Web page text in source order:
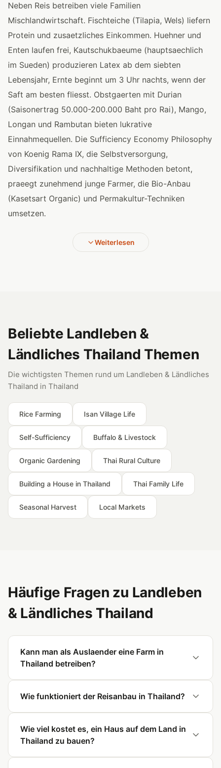
Neben Reis betreiben viele Familien
Mischlandwirtschaft. Fischteiche (Tilapia, Wels) liefern
Protein und zusaetzliches Einkommen. Huehner und
Enten laufen frei, Kautschukbaeume (hauptsaechlich
im Sueden) produzieren Latex ab dem siebten
Lebensjahr, Ernte beginnt um 3 Uhr nachts, wenn der
Saft am besten fliesst. Obstgaerten mit Durian
(Saisonertrag 50.000-200.000 Baht pro Rai), Mango,
Longan und Rambutan bieten lukrative
Einnahmequellen. Die Sufficiency Economy Philosophy
von Koenig Rama IX, die Selbstversorgung,
Diversifikation und nachhaltige Methoden betont,
praeegt zunehmend junge Farmer, die Bio-Anbau
(Kasetsart Organic) und Permakultur-Techniken
umsetzen.
Weiterlesen
Beliebte Landleben &
Ländliches Thailand Themen
Die wichtigsten Themen rund um Landleben & Ländliches
Thailand in Thailand
Rice Farming Isan Village Life
Self-Sufficiency Buffalo & Livestock
Organic Gardening Thai Rural Culture
Building a House in Thailand Thai Family Life
Seasonal Harvest Local Markets
Häufige Fragen zu Landleben
& Ländliches Thailand
Kann man als Auslaender eine Farm in
Thailand betreiben?
Wie funktioniert der Reisanbau in Thailand?
Wie viel kostet es, ein Haus auf dem Land in
Thailand zu bauen?